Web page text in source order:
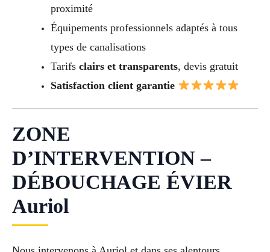
proximité
Équipements professionnels adaptés à tous
types de canalisations
Tarifs clairs et transparents, devis gratuit
Satisfaction client garantie
ZONE
D’INTERVENTION –
DÉBOUCHAGE ÉVIER
Auriol